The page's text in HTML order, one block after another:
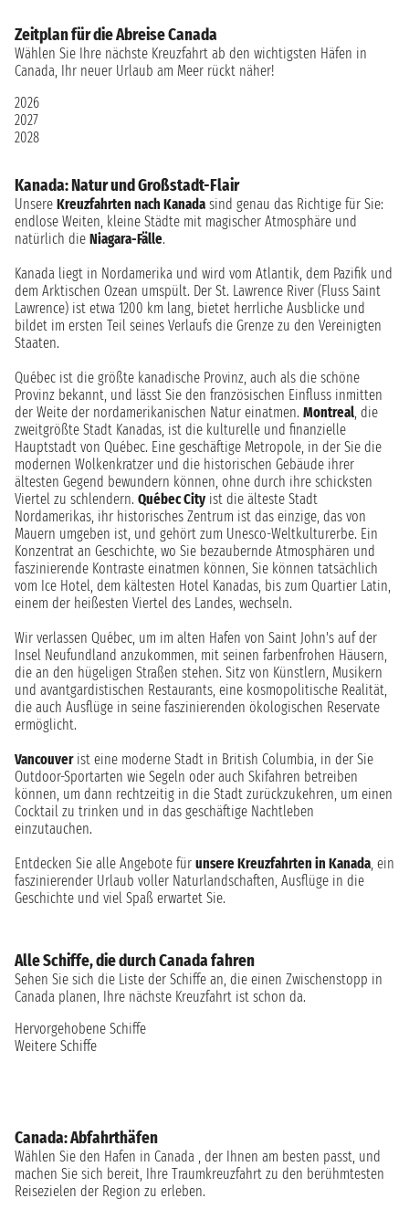
Zeitplan für die Abreise Canada
Wählen Sie Ihre nächste Kreuzfahrt ab den wichtigsten Häfen in
Canada, Ihr neuer Urlaub am Meer rückt näher!
2026
2027
2028
Kanada: Natur und Großstadt-Flair
Unsere Kreuzfahrten nach Kanada sind genau das Richtige für Sie:
endlose Weiten, kleine Städte mit magischer Atmosphäre und
natürlich die Niagara-Fälle.
Kanada liegt in Nordamerika und wird vom Atlantik, dem Pazifik und
dem Arktischen Ozean umspült. Der St. Lawrence River (Fluss Saint
Lawrence) ist etwa 1200 km lang, bietet herrliche Ausblicke und
bildet im ersten Teil seines Verlaufs die Grenze zu den Vereinigten
Staaten.
Québec ist die größte kanadische Provinz, auch als die schöne
Provinz bekannt, und lässt Sie den französischen Einfluss inmitten
der Weite der nordamerikanischen Natur einatmen. Montreal, die
zweitgrößte Stadt Kanadas, ist die kulturelle und finanzielle
Hauptstadt von Québec. Eine geschäftige Metropole, in der Sie die
modernen Wolkenkratzer und die historischen Gebäude ihrer
ältesten Gegend bewundern können, ohne durch ihre schicksten
Viertel zu schlendern. Québec City ist die älteste Stadt
Nordamerikas, ihr historisches Zentrum ist das einzige, das von
Mauern umgeben ist, und gehört zum Unesco-Weltkulturerbe. Ein
Konzentrat an Geschichte, wo Sie bezaubernde Atmosphären und
faszinierende Kontraste einatmen können, Sie können tatsächlich
vom Ice Hotel, dem kältesten Hotel Kanadas, bis zum Quartier Latin,
einem der heißesten Viertel des Landes, wechseln.
Wir verlassen Québec, um im alten Hafen von Saint John's auf der
Insel Neufundland anzukommen, mit seinen farbenfrohen Häusern,
die an den hügeligen Straßen stehen. Sitz von Künstlern, Musikern
und avantgardistischen Restaurants, eine kosmopolitische Realität,
die auch Ausflüge in seine faszinierenden ökologischen Reservate
ermöglicht.
Vancouverist eine moderne Stadt in British Columbia, in der Sie
Outdoor-Sportarten wie Segeln oder auch Skifahren betreiben
können, um dann rechtzeitig in die Stadt zurückzukehren, um einen
Cocktail zu trinken und in das geschäftige Nachtleben
einzutauchen.
Entdecken Sie alle Angebote für unsere Kreuzfahrten in Kanada, ein
faszinierender Urlaub voller Naturlandschaften, Ausflüge in die
Geschichte und viel Spaß erwartet Sie.
Alle Schiffe, die durch Canada fahren
Sehen Sie sich die Liste der Schiffe an, die einen Zwischenstopp in
Canada planen, Ihre nächste Kreuzfahrt ist schon da.
Hervorgehobene Schiffe
Weitere Schiffe
Canada: Abfahrthäfen
Wählen Sie den Hafen in Canada , der Ihnen am besten passt, und
machen Sie sich bereit, Ihre Traumkreuzfahrt zu den berühmtesten
Reisezielen der Region zu erleben.